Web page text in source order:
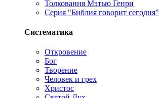
Толкования Мэтью Генри
Серия "Библия говорит сегодня"
Систематика
Откровение
Бог
Творение
Человек и грех
Христос